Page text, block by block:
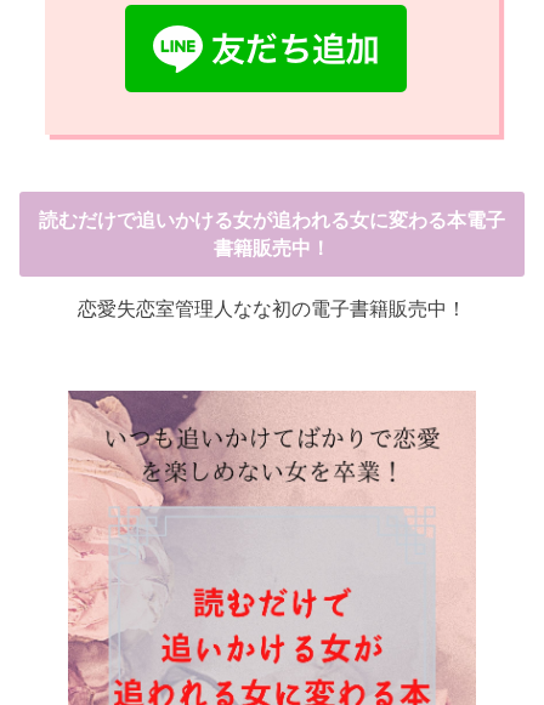
読むだけで追いかける女が追われる女に変わる本電子
書籍販売中！
恋愛失恋室管理人なな初の電子書籍販売中！